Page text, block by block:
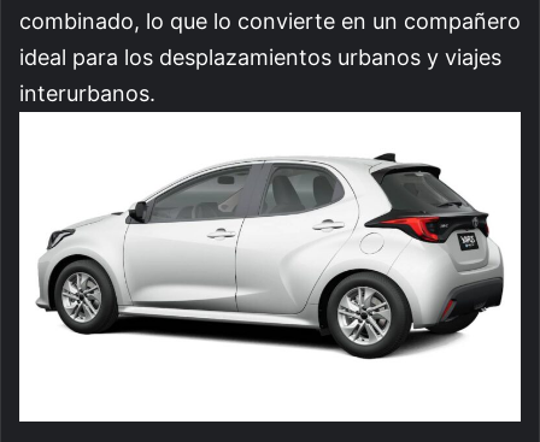
combinado, lo que lo convierte en un compañero
ideal para los desplazamientos urbanos y viajes
interurbanos.